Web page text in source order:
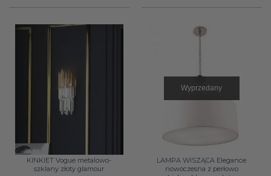
KINKIET Vogue metalowo-
szklany złoty glamour
Wyprzedany
LAMPA WISZĄCA Elegance
nowoczesna z perłowo